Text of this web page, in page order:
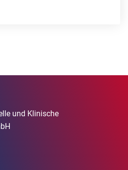
und Klinische